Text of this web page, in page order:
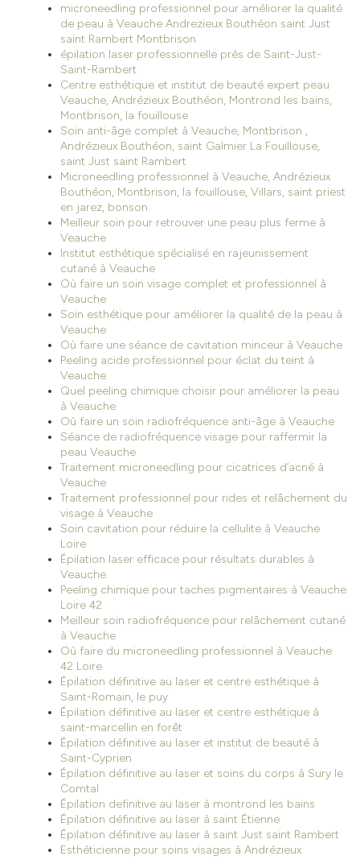
microneedling professionnel pour améliorer la qualité
de peau à Veauche Andrezieux Bouthéon saint Just
saint Rambert Montbrison
épilation laser professionnelle près de Saint-Just-
Saint-Rambert
Centre esthétique et institut de beauté expert peau
Veauche, Andrézieux Bouthéon, Montrond les bains,
Montbrison, la fouillouse
Soin anti-âge complet à Veauche, Montbrison ,
Andrézieux Bouthéon, saint Galmier La Fouillouse,
saint Just saint Rambert
Microneedling professionnel à Veauche, Andrézieux
Bouthéon, Montbrison, la fouillouse, Villars, saint priest
en jarez, bonson
Meilleur soin pour retrouver une peau plus ferme à
Veauche
Institut esthétique spécialisé en rajeunissement
cutané à Veauche
Où faire un soin visage complet et professionnel à
Veauche
Soin esthétique pour améliorer la qualité de la peau à
Veauche
Où faire une séance de cavitation minceur à Veauche
Peeling acide professionnel pour éclat du teint à
Veauche
Quel peeling chimique choisir pour améliorer la peau
à Veauche
Où faire un soin radiofréquence anti-âge à Veauche
Séance de radiofréquence visage pour raffermir la
peau Veauche
Traitement microneedling pour cicatrices d’acné à
Veauche
Traitement professionnel pour rides et relâchement du
visage à Veauche
Soin cavitation pour réduire la cellulite à Veauche
Loire
Épilation laser efficace pour résultats durables à
Veauche
Peeling chimique pour taches pigmentaires à Veauche
Loire 42
Meilleur soin radiofréquence pour relâchement cutané
à Veauche
Où faire du microneedling professionnel à Veauche
42 Loire
Épilation définitive au laser et centre esthétique à
Saint-Romain, le puy
Épilation définitive au laser et centre esthétique à
saint-marcellin en forêt
Épilation définitive au laser et institut de beauté à
Saint-Cyprien
Épilation définitive au laser et soins du corps à Sury le
Comtal
Épilation definitive au laser à montrond les bains
Épilation définitive au laser à saint Étienne
Épilation définitive au laser à saint Just saint Rambert
Esthéticienne pour soins visages à Andrézieux